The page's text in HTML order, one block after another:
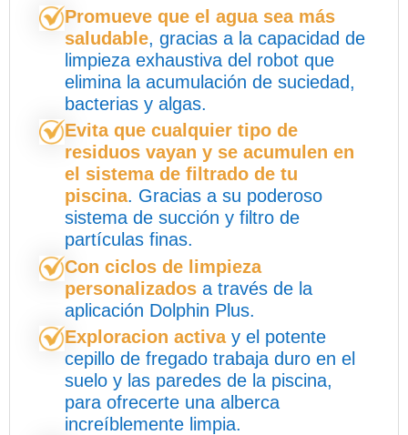
Promueve que el agua sea más
saludable, gracias a la capacidad de
limpieza exhaustiva del robot que
elimina la acumulación de suciedad,
bacterias y algas.
Evita que cualquier tipo de
residuos vayan y se acumulen en
el sistema de filtrado de tu
piscina. Gracias a su poderoso
sistema de succión y filtro de
partículas finas.
Con ciclos de limpieza
personalizados a través de la
aplicación Dolphin Plus.
Exploracion activay el potente
cepillo de fregado trabaja duro en el
suelo y las paredes de la piscina,
para ofrecerte una alberca
increíblemente limpia.